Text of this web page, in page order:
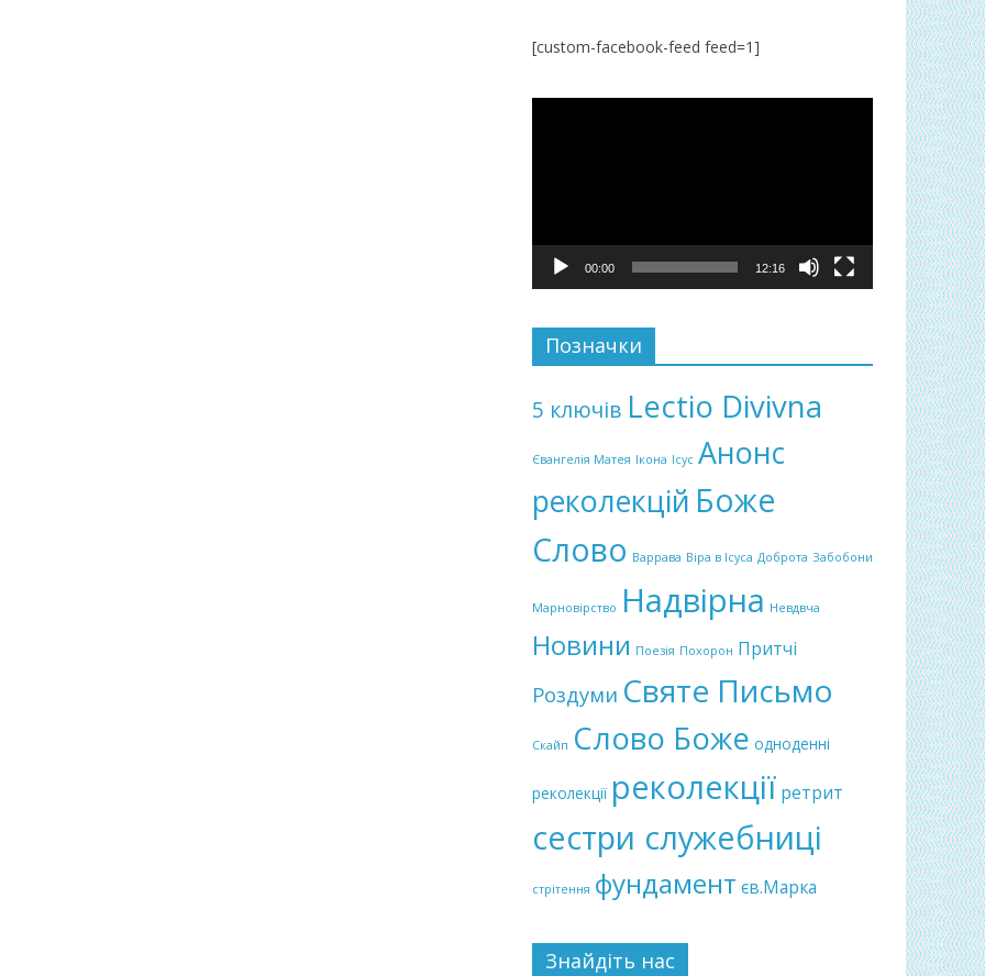
[custom-facebook-feed feed=1]
00:00 12:16
Позначки
5 ключів Lectio Divivna
Євангелія Матея Ікона Ісус Анонс
реколекцій Боже
Слово Варрава Віра в Ісуса Доброта Забобони
Марновірство Надвірна Невдвча
Новини Поезія Похорон Притчі
Роздуми Святе Письмо
Скайп Слово Боже одноденні
реколекції реколекції ретрит
сестри служебниці
стрітення фундамент єв.Марка
Знайдіть нас